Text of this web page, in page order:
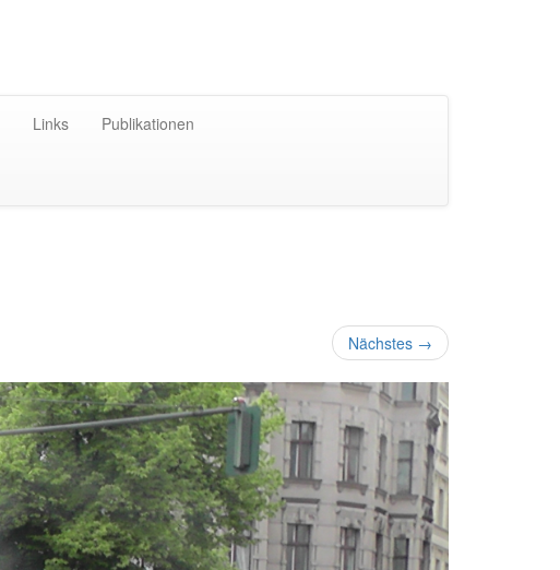
Links Publikationen
Nächstes →